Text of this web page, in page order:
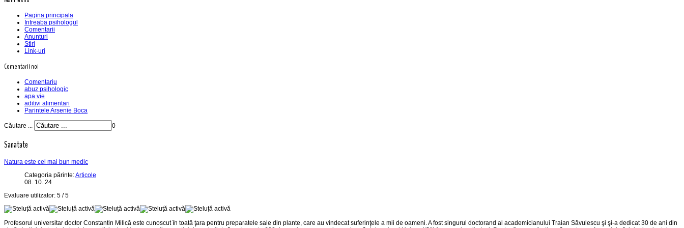
Pagina principala
Intreaba psihologul
Comentarii
Anunturi
Stiri
Link-uri
Comentarii noi
Comentariu
abuz psihologic
apa vie
aditivi alimentari
Parintele Arsenie Boca
Căutare ... 0
Sanatate
Natura este cel mai bun medic
Categoria părinte:Articole
08. 10. 24
Evaluare utilizator: 5 /5
Profesorul universitar doctor Constantin Milică este cunoscut în toată ţara pentru preparatele sale din plante, care au vindecat suferinţele a mii de oameni. A fost singurul doctorand al academicianului Traian Săvulescu şi şi-a dedicat 30 de ani din